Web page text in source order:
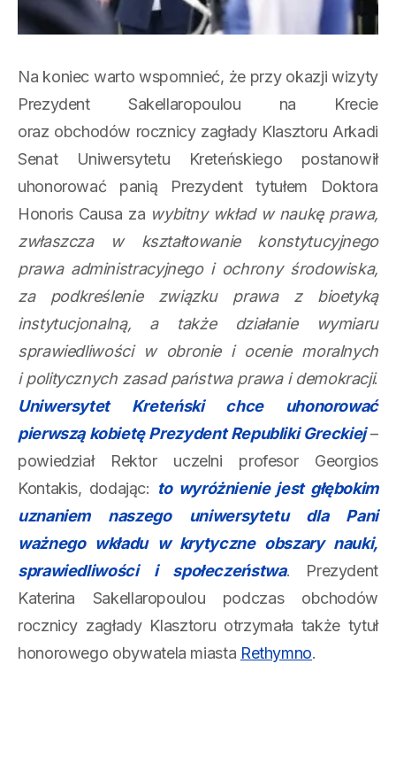
Na koniec warto wspomnieć, że przy okazji wizyty
Prezydent Sakellaropoulou na Krecie
oraz obchodów rocznicy zagłady Klasztoru Arkadi
Senat Uniwersytetu Kreteńskiego postanowił
uhonorować panią Prezydent tytułem Doktora
Honoris Causa za wybitny wkład w naukę prawa,
zwłaszcza w kształtowanie konstytucyjnego
prawa administracyjnego i ochrony środowiska,
za podkreślenie związku prawa z bioetyką
instytucjonalną, a także działanie wymiaru
sprawiedliwości w obronie i ocenie moralnych
i politycznych zasad państwa prawa i demokracji.
Uniwersytet Kreteński chce uhonorować
pierwszą kobietę Prezydent Republiki Greckiej–
powiedział Rektor uczelni profesor Georgios
Kontakis, dodając: to wyróżnienie jest głębokim
uznaniem naszego uniwersytetu dla Pani
ważnego wkładu w krytyczne obszary nauki,
sprawiedliwości i społeczeństwa. Prezydent
Katerina Sakellaropoulou podczas obchodów
rocznicy zagłady Klasztoru otrzymała także tytuł
honorowego obywatela miasta Rethymno.